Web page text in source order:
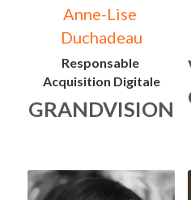
Anne-Lise
Duchadeau
Responsable
Acquisition Digitale
GRANDVISION